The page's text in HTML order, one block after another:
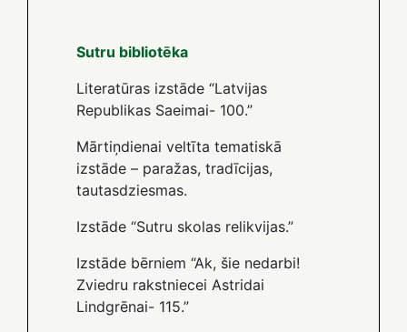
Sutru bibliotēka
Literatūras izstāde “Latvijas
Republikas Saeimai- 100.”
Mārtiņdienai veltīta tematiskā
izstāde – paražas, tradīcijas,
tautasdziesmas.
Izstāde “Sutru skolas relikvijas.”
Izstāde bērniem “Ak, šie nedarbi!
Zviedru rakstniecei Astridai
Lindgrēnai- 115.”